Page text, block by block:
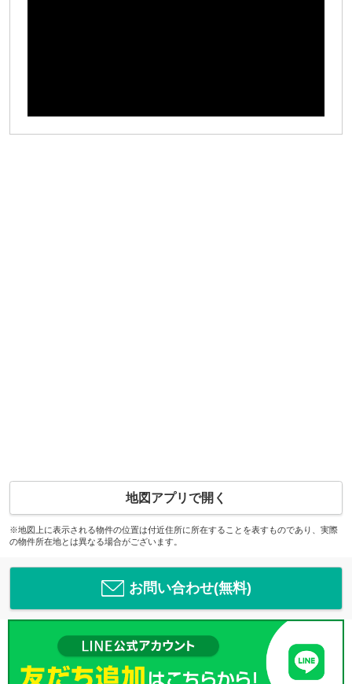
地図アプリで開く
※地図上に表示される物件の位置は付近住所に所在することを表すものであり、実際
の物件所在地とは異なる場合がございます。
お問い合わせ(無料)